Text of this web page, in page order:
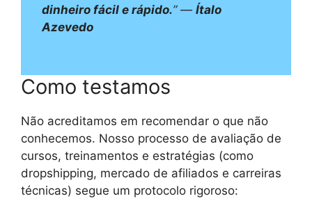
dinheiro fácil e rápido.” — Ítalo
Azevedo
Como testamos
Não acreditamos em recomendar o que não
conhecemos. Nosso processo de avaliação de
cursos, treinamentos e estratégias (como
dropshipping, mercado de afiliados e carreiras
técnicas) segue um protocolo rigoroso: